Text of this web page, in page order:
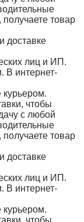
товар
доставке
лиц и ИП.
В интернет-
чтобы
с любой
товар
доставке
лиц и ИП.
В интернет-
чтобы